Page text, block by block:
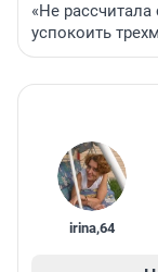
«Не
успокоить
irina,64